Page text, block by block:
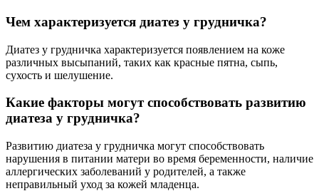
Чем характеризуется диатез у грудничка?
Диатез у грудничка характеризуется появлением на коже
различных высыпаний, таких как красные пятна, сыпь,
сухость и шелушение.
Какие факторы могут способствовать развитию
диатеза у грудничка?
Развитию диатеза у грудничка могут способствовать
нарушения в питании матери во время беременности, наличие
аллергических заболеваний у родителей, а также
неправильный уход за кожей младенца.